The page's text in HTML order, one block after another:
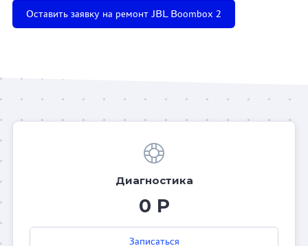
Оставить заявку на ремонт JBL Boombox 2
Диагностика
0 Р
Записаться